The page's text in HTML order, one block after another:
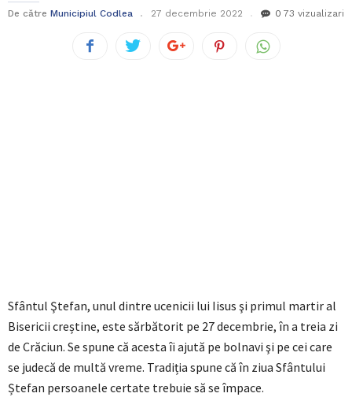
De către Municipiul Codlea 27 decembrie 2022 0 73 vizualizari
Sfântul Ştefan, unul dintre ucenicii lui Iisus şi primul martir al
Bisericii creștine, este sărbătorit pe 27 decembrie, în a treia zi
de Crăciun. Se spune că acesta îi ajută pe bolnavi şi pe cei care
se judecă de multă vreme. Tradiția spune că în ziua Sfântului
Ștefan persoanele certate trebuie să se împace.